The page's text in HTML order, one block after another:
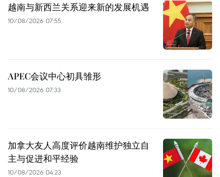
越南与新西兰关系迎来新的发展机遇
10/08/2026 07:55
APEC会议中心初具雏形
10/08/2026 07:33
加拿大友人高度评价越南维护独立自
主与促进和平经验
10/08/2026 04:23